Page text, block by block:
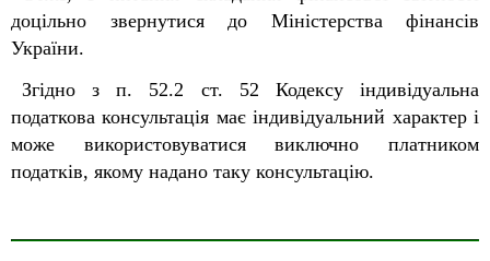
доцільно звернутися до Міністерства фінансів
України.
Згідно з п. 52.2 ст. 52 Кодексу індивідуальна
податкова консультація має індивідуальний характер і
може використовуватися виключно платником
податків, якому надано таку консультацію.